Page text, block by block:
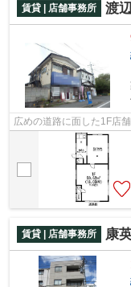
賃貸 | 店舗事務所 渡
広めの道路に面した1F店舗
賃貸 | 店舗事務所 康